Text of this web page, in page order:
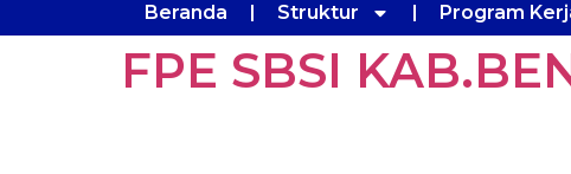
Beranda Struktur Program
FPE SBSI